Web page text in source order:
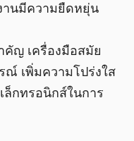
านมีความยืดหยุ่น
คัญ เครื่องมือสมัย
เพิ่มความโปร่งใส
ล็กทรอนิกส์ในการ